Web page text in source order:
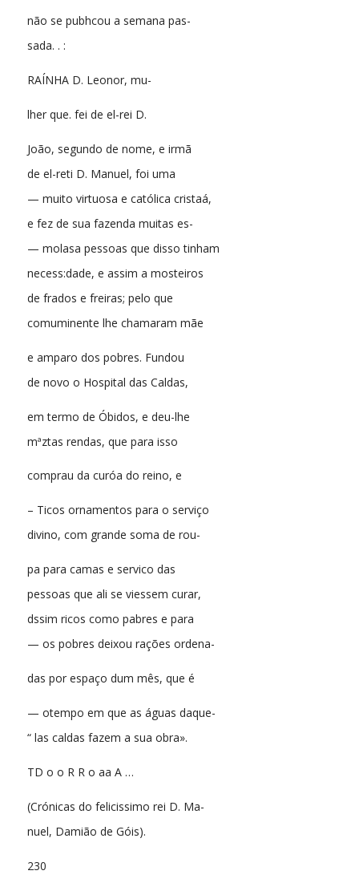
não se pubhcou a semana pas-
sada. . :
RAÍNHA D. Leonor, mu-
lher que. fei de el-rei D.
João, segundo de nome, e irmã
de el-reti D. Manuel, foi uma
— muito virtuosa e católica cristaá,
e fez de sua fazenda muitas es-
— molasa pessoas que disso tinham
necess:dade, e assim a mosteiros
de frados e freiras; pelo que
comuminente lhe chamaram mãe
e amparo dos pobres. Fundou
de novo o Hospital das Caldas,
em termo de Óbidos, e deu-lhe
mªztas rendas, que para isso
comprau da curóa do reino, e
– Ticos ornamentos para o serviço
divino, com grande soma de rou-
pa para camas e servico das
pessoas que ali se viessem curar,
dssim ricos como pabres e para
— os pobres deixou rações ordena-
das por espaço dum mês, que é
— otempo em que as águas daque-
“ las caldas fazem a sua obra».
TD o o R R o aa A …
(Crónicas do felicissimo rei D. Ma-
nuel, Damião de Góis).
230